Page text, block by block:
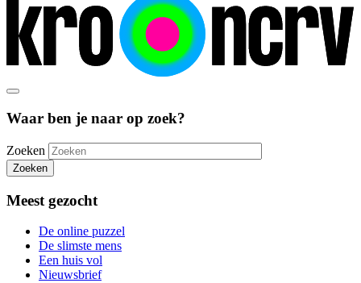
Waar ben je naar op zoek?
Zoeken
Zoeken
Meest gezocht
De online puzzel
De slimste mens
Een huis vol
Nieuwsbrief